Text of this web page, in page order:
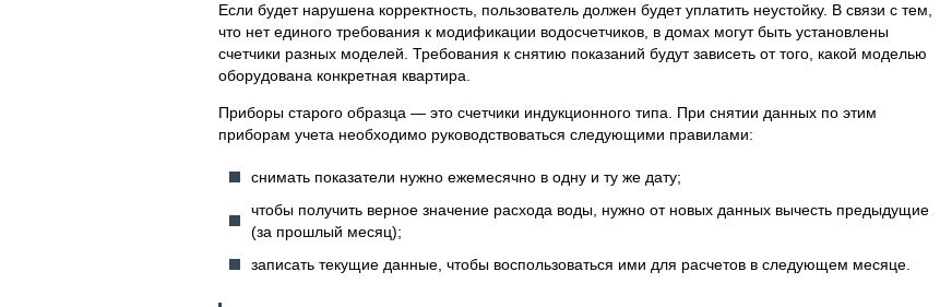
Если будет нарушена корректность, пользователь должен будет уплатить неустойку. В связи с тем,
что нет единого требования к модификации водосчетчиков, в домах могут быть установлены
счетчики разных моделей. Требования к снятию показаний будут зависеть от того, какой моделью
оборудована конкретная квартира.
Приборы старого образца — это счетчики индукционного типа. При снятии данных по этим
приборам учета необходимо руководствоваться следующими правилами:
снимать показатели нужно ежемесячно в одну и ту же дату;
чтобы получить верное значение расхода воды, нужно от новых данных вычесть предыдущие
(за прошлый месяц);
записать текущие данные, чтобы воспользоваться ими для расчетов в следующем месяце.